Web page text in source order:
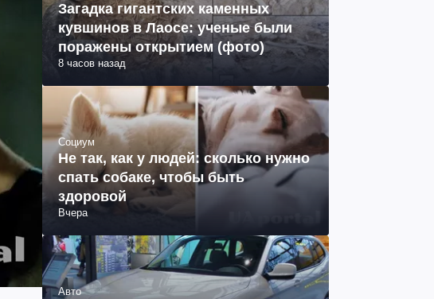
Загадка гигантских каменных
кувшинов в Лаосе: ученые были
поражены открытием (фото)
8 часов назад
Социум
Не так, как у людей: сколько нужно
спать собаке, чтобы быть
здоровой
Вчера
Авто